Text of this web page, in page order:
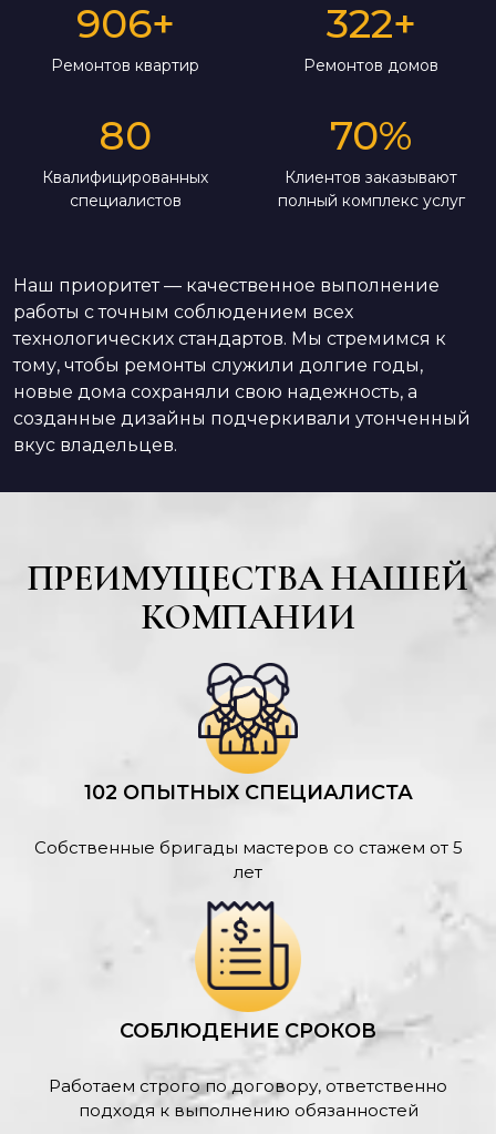
906+
Ремонтов квартир
322+
Ремонтов домов
80
Квалифицированных
специалистов
70%
Клиентов заказывают
полный комплекс услуг
Наш приоритет — качественное выполнение
работы с точным соблюдением всех
технологических стандартов. Мы стремимся к
тому, чтобы ремонты служили долгие годы,
новые дома сохраняли свою надежность, а
созданные дизайны подчеркивали утонченный
вкус владельцев.
ПРЕИМУЩЕСТВА НАШЕЙ
КОМПАНИИ
102 ОПЫТНЫХ СПЕЦИАЛИСТА
Собственные бригады мастеров со стажем от 5
лет
СОБЛЮДЕНИЕ СРОКОВ
Работаем строго по договору, ответственно
подходя к выполнению обязанностей